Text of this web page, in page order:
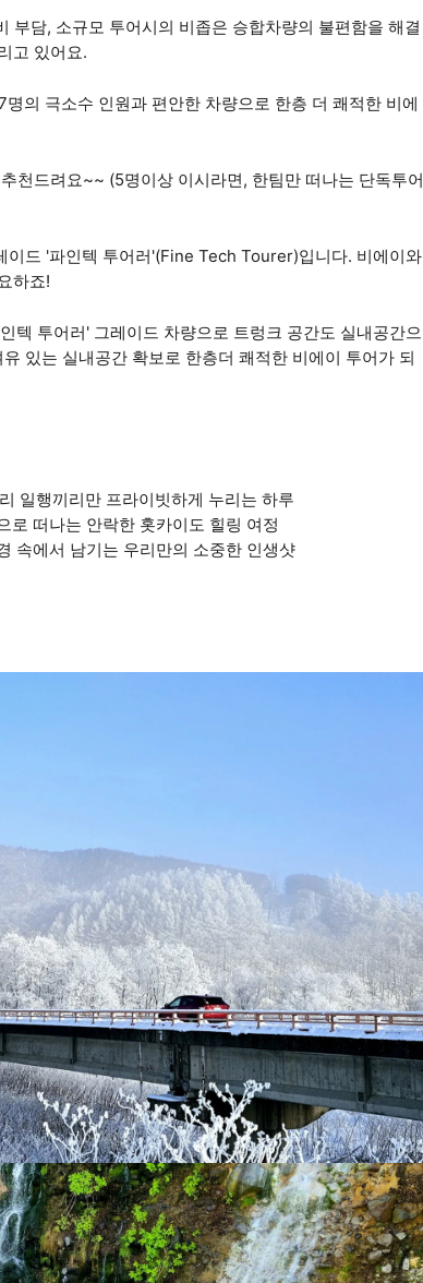
담, 소규모 투어시의 비좁은 승합차량의 불편함을 해결
고 있어요.
의 극소수 인원과 편안한 차량으로 한층 더 쾌적한 비에
천드려요~~ (5명이상 이시라면, 한팀만 떠나는 단독투어
드 '파인텍 투어러'(Fine Tech Tourer)입니다. 비에이와
하죠!
텍 투어러' 그레이드 차량으로 트렁크 공간도 실내공간으
있는 실내공간 확보로 한층더 쾌적한 비에이 투어가 되
일행끼리만 프라이빗하게 누리는 하루
떠나는 안락한 홋카이도 힐링 여정
속에서 남기는 우리만의 소중한 인생샷